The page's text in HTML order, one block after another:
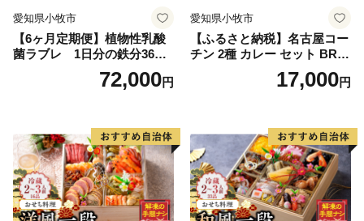
愛知県小牧市
【6ヶ月定期便】植物性乳酸
菌ラブレ 1日分の鉄分36本
（計216本） [052S11-T]
72,000円
愛知県小牧市
【ふるさと納税】名古屋コー
チン 2種 カレー セット BRIC
K CAFE ブリックカフェ グ
リーンカレー バターチキン
イル カレーライス 簡単調理
お取り寄せグルメ 時短飯 愛
知県 小牧市 送料無料
17,000円